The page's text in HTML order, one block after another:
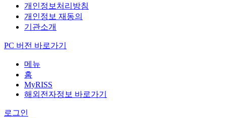
개인정보처리방침
개인정보 재동의
기관소개
PC 버전 바로가기
메뉴
홈
MyRISS
해외전자정보 바로가기
로그인